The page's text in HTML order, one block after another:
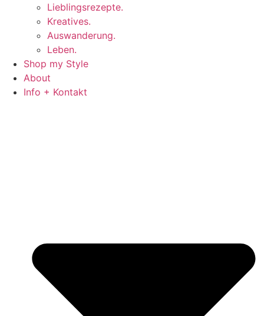
Lieblingsrezepte.
Kreatives.
Auswanderung.
Leben.
Shop my Style
About
Info + Kontakt